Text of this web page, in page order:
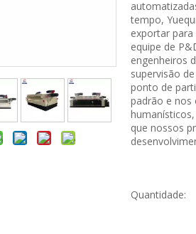
tempo,
exportar
equipe de
engenheiros
supervisão
ponto de
padrão e nos
que nossos
Quantidade: